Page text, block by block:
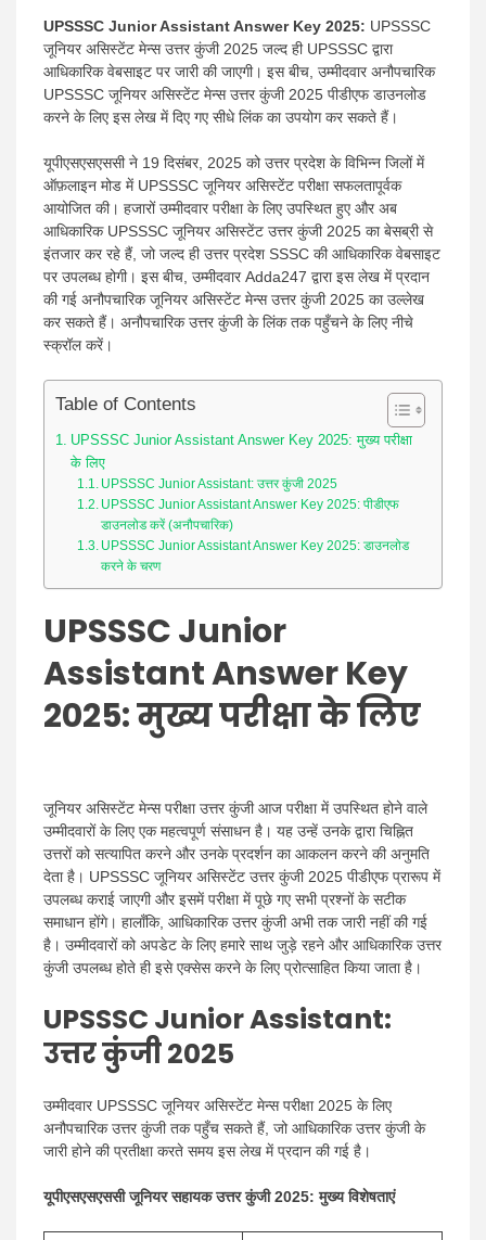
UPSSSC Junior Assistant Answer Key 2025: UPSSSC
जूनियर असिस्टेंट मेन्स उत्तर कुंजी 2025 जल्द ही UPSSSC द्वारा
आधिकारिक वेबसाइट पर जारी की जाएगी। इस बीच, उम्मीदवार अनौपचारिक
UPSSSC जूनियर असिस्टेंट मेन्स उत्तर कुंजी 2025 पीडीएफ डाउनलोड
करने के लिए इस लेख में दिए गए सीधे लिंक का उपयोग कर सकते हैं।
यूपीएसएसएससी ने 19 दिसंबर, 2025 को उत्तर प्रदेश के विभिन्न जिलों में
ऑफ़लाइन मोड में UPSSSC जूनियर असिस्टेंट परीक्षा सफलतापूर्वक
आयोजित की। हजारों उम्मीदवार परीक्षा के लिए उपस्थित हुए और अब
आधिकारिक UPSSSC जूनियर असिस्टेंट उत्तर कुंजी 2025 का बेसब्री से
इंतजार कर रहे हैं, जो जल्द ही उत्तर प्रदेश SSSC की आधिकारिक वेबसाइट
पर उपलब्ध होगी। इस बीच, उम्मीदवार Adda247 द्वारा इस लेख में प्रदान
की गई अनौपचारिक जूनियर असिस्टेंट मेन्स उत्तर कुंजी 2025 का उल्लेख
कर सकते हैं। अनौपचारिक उत्तर कुंजी के लिंक तक पहुँचने के लिए नीचे
स्क्रॉल करें।
Table of Contents
UPSSSC Junior Assistant Answer Key 2025: मुख्य परीक्षा
के लिए
UPSSSC Junior Assistant: उत्तर कुंजी 2025
UPSSSC Junior Assistant Answer Key 2025: पीडीएफ
डाउनलोड करें (अनौपचारिक)
UPSSSC Junior Assistant Answer Key 2025: डाउनलोड
करने के चरण
UPSSSC Junior
Assistant Answer Key
2025:मुख्य परीक्षा के लिए
जूनियर असिस्टेंट मेन्स परीक्षा उत्तर कुंजी आज परीक्षा में उपस्थित होने वाले
उम्मीदवारों के लिए एक महत्वपूर्ण संसाधन है। यह उन्हें उनके द्वारा चिह्नित
उत्तरों को सत्यापित करने और उनके प्रदर्शन का आकलन करने की अनुमति
देता है। UPSSSC जूनियर असिस्टेंट उत्तर कुंजी 2025 पीडीएफ प्रारूप में
उपलब्ध कराई जाएगी और इसमें परीक्षा में पूछे गए सभी प्रश्नों के सटीक
समाधान होंगे। हालाँकि, आधिकारिक उत्तर कुंजी अभी तक जारी नहीं की गई
है। उम्मीदवारों को अपडेट के लिए हमारे साथ जुड़े रहने और आधिकारिक उत्तर
कुंजी उपलब्ध होते ही इसे एक्सेस करने के लिए प्रोत्साहित किया जाता है।
UPSSSC Junior Assistant:
उत्तर कुंजी 2025
उम्मीदवार UPSSSC जूनियर असिस्टेंट मेन्स परीक्षा 2025 के लिए
अनौपचारिक उत्तर कुंजी तक पहुँच सकते हैं, जो आधिकारिक उत्तर कुंजी के
जारी होने की प्रतीक्षा करते समय इस लेख में प्रदान की गई है।
यूपीएसएसएससी जूनियर सहायक उत्तर कुंजी 2025: मुख्य विशेषताएं